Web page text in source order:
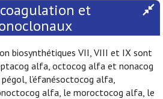
et
biosynthétiques VII, VIII et IX sont
alfa, octocog alfa et nonacog
l’éfanésoctocog alfa,
alfa, le moroctocog alfa, le